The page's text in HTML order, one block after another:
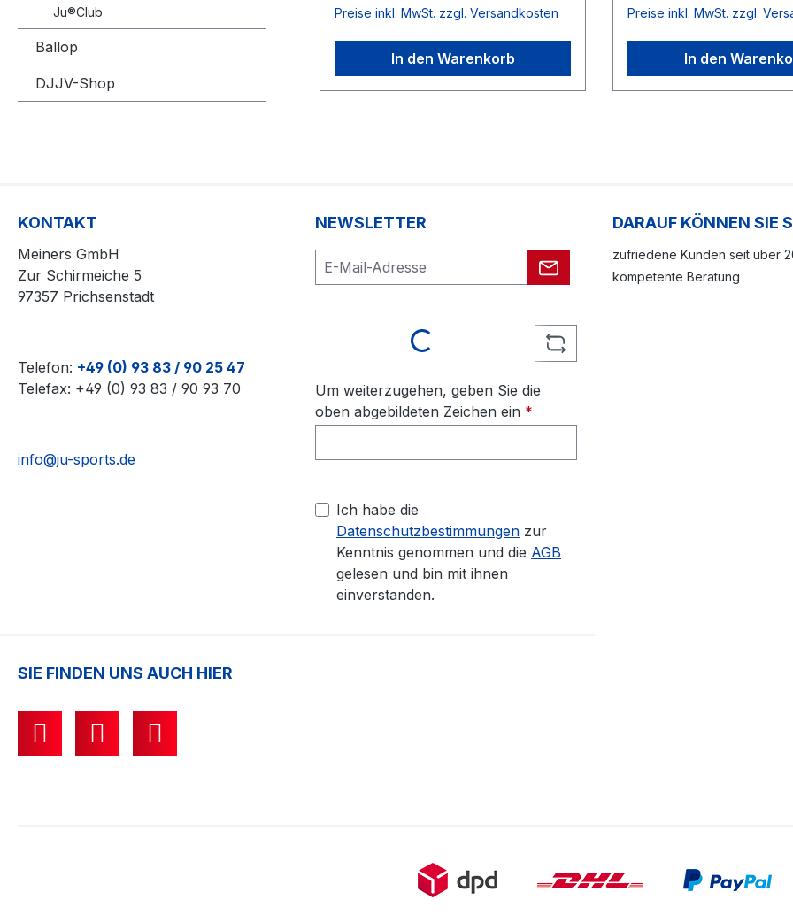
Ju®Club
Ballop
DJJV-Shop
Preise inkl. MwSt. zzgl. Versandkosten
In den Warenkorb
Preise inkl. MwSt. zzgl.
In den
KONTAKT
Meiners GmbH
Zur Schirmeiche 5
97357 Prichsenstadt
Telefon: +49 (0) 93 83 / 90 25 47
Telefax: +49 (0) 93 83 / 90 93 70
info@ju-sports.de
NEWSLETTER
Loading...
Um weiterzugehen, geben Sie die
oben abgebildeten Zeichen ein *
Ich habe die
Datenschutzbestimmungen zur
Kenntnis genommen und die AGB
gelesen und bin mit ihnen
einverstanden.
DARAUF KÖNNEN SIE
zufriedene Kunden seit über
kompetente Beratung
SIE FINDEN UNS AUCH HIER